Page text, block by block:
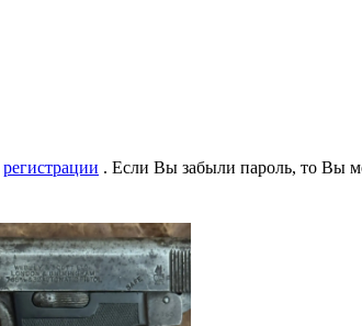
регистрации . Если Вы забыли пароль, то Вы